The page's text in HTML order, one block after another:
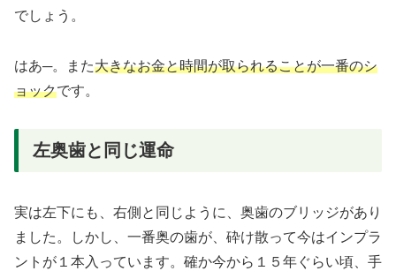
でしょう。
はあ─。また大きなお金と時間が取られることが一番のシ
ョックです。
左奥歯と同じ運命
実は左下にも、右側と同じように、奥歯のブリッジがあり
ました。しかし、一番奥の歯が、砕け散って今はインプラ
ントが１本入っています。確か今から１５年ぐらい頃、手